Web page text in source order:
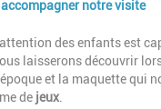
notre visite
des enfants est
laisserons découvrir
et la maquette qui
de jeux.